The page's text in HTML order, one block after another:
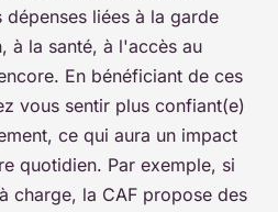
liées à la garde
à la santé, à l'accès au
En bénéficiant de ces
vous sentir plus confiant(e)
ce qui aura un impact
quotidien. Par exemple, si
charge, la CAF propose des